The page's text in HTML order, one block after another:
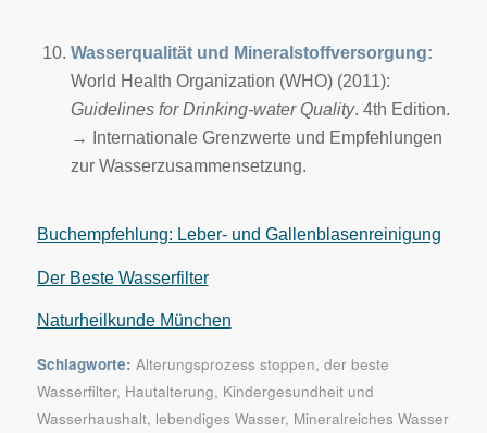
Wasserqualität und Mineralstoffversorgung:
World Health Organization (WHO) (2011):
Guidelines for Drinking-water Quality. 4th Edition.
→ Internationale Grenzwerte und Empfehlungen
zur Wasserzusammensetzung.
Buchempfehlung: Leber- und Gallenblasenreinigung
Der Beste Wasserfilter
Naturheilkunde München
Schlagworte: Alterungsprozess stoppen, der beste
Wasserfilter, Hautalterung, Kindergesundheit und
Wasserhaushalt, lebendiges Wasser, Mineralreiches Wasser